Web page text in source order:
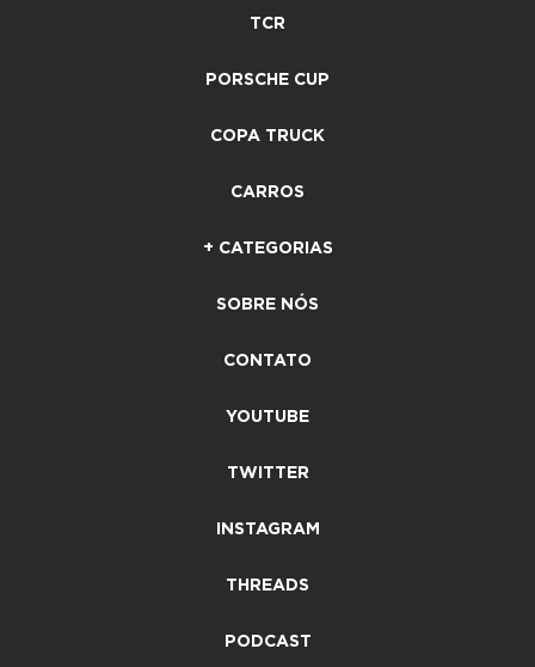
TCR
PORSCHE CUP
COPA TRUCK
CARROS
+ CATEGORIAS
SOBRE NÓS
CONTATO
YOUTUBE
TWITTER
INSTAGRAM
THREADS
PODCAST